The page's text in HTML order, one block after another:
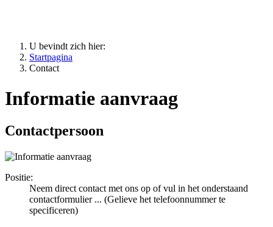
U bevindt zich hier:
Startpagina
Contact
Informatie aanvraag
Contactpersoon
Positie:
Neem direct contact met ons op of vul in het onderstaand
contactformulier ... (Gelieve het telefoonnummer te
specificeren)